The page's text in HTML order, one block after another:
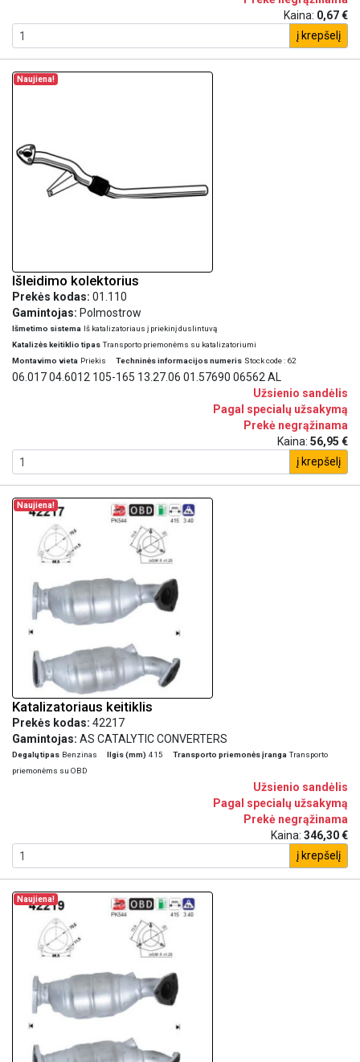
Kaina: 0,67 €
į krepšelį
Naujiena!
Išleidimo kolektorius
Prekės kodas: 01.110
Gamintojas: Polmostrow
Išmetimo sistema Iš katalizatoriaus į priekinį duslintuvą
Katalizės keitiklio tipas Transporto priemonėms su katalizatoriumi
Montavimo vieta Priekis Techninės informacijos numeris Stock code : 62
06.017 04.6012 105-165 13.27.06 01.57690 06562 AL
Užsienio sandėlis
Pagal specialų užsakymą
Prekė negrąžinama
Kaina: 56,95 €
į krepšelį
Naujiena!
Katalizatoriaus keitiklis
Prekės kodas: 42217
Gamintojas: AS CATALYTIC CONVERTERS
Degalų tipas Benzinas Ilgis (mm) 415 Transporto priemonės įranga Transporto
priemonėms su OBD
Užsienio sandėlis
Pagal specialų užsakymą
Prekė negrąžinama
Kaina: 346,30 €
į krepšelį
Naujiena!